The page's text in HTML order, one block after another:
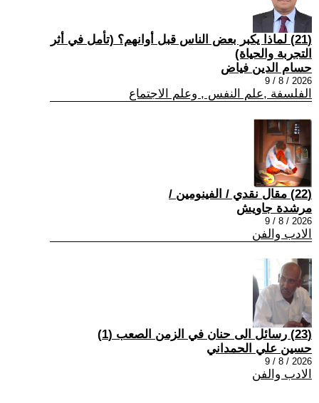
(21) لماذا يكبر بعض الناس قبل أوانهم؟ (تأمل في أثر
التجربة والحياة)
حسام الدين فياض
2026 / 8 / 9
الفلسفة ,علم النفس , وعلم الاجتماع
(22) مقال نقدي / الفينومين /
مرشدة جاويش
2026 / 8 / 9
الادب والفن
(23) رسائل الى حنان في الزمن الصعب (1)
حسين علي الحمداني
2026 / 8 / 9
الادب والفن